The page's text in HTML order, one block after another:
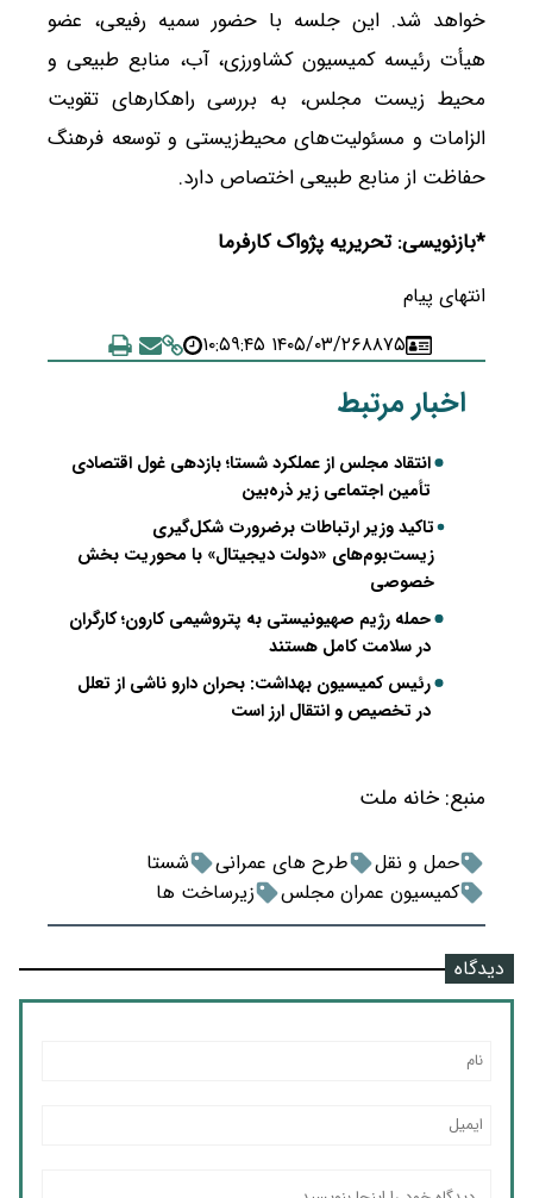
خواهد شد. این جلسه با حضور سمیه رفیعی، عضو
هیأت رئیسه کمیسیون کشاورزی، آب، منابع طبیعی و
محیط زیست مجلس، به بررسی راهکارهای تقویت
الزامات و مسئولیت‌های محیط‌زیستی و توسعه فرهنگ
حفاظت از منابع طبیعی اختصاص دارد.
*بازنویسی: تحریریه پژواک کارفرما
انتهای پیام
۸۸۷۵۱۴۰۵/۰۳/۲۶ ۱۰:۵۹:۴۵
اخبار مرتبط
انتقاد مجلس از عملکرد شستا؛ بازدهی غول اقتصادی
تأمین اجتماعی زیر ذره‌بین
تاکید وزیر ارتباطات برضرورت شکل‌گیری
زیست‌بوم‌های «دولت دیجیتال» با محوریت بخش
خصوصی
حمله رژیم صهیونیستی به پتروشیمی کارون؛ کارگران
در سلامت کامل هستند
رئیس کمیسیون بهداشت: بحران دارو ناشی از تعلل
در تخصیص و انتقال ارز است
منبع: خانه ملت
حمل و نقل طرح های عمرانی
شستا
کمیسیون عمران مجلس
زیرساخت ها
دیدگاه